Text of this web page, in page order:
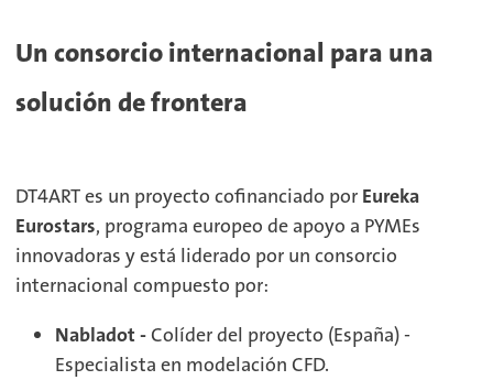
Un consorcio internacional para una
solución de frontera
DT4ART es un proyecto cofinanciado por Eureka
Eurostars, programa europeo de apoyo a PYMEs
innovadoras y está liderado por un consorcio
internacional compuesto por:
Nabladot -Colíder del proyecto (España) -
Especialista en modelación CFD.